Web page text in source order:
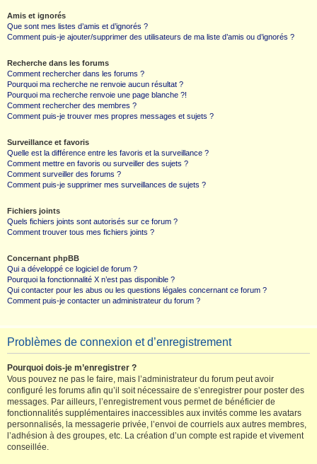
Amis et ignorés
Que sont mes listes d’amis et d’ignorés ?
Comment puis-je ajouter/supprimer des utilisateurs de ma liste d’amis ou d’ignorés ?
Recherche dans les forums
Comment rechercher dans les forums ?
Pourquoi ma recherche ne renvoie aucun résultat ?
Pourquoi ma recherche renvoie une page blanche ?!
Comment rechercher des membres ?
Comment puis-je trouver mes propres messages et sujets ?
Surveillance et favoris
Quelle est la différence entre les favoris et la surveillance ?
Comment mettre en favoris ou surveiller des sujets ?
Comment surveiller des forums ?
Comment puis-je supprimer mes surveillances de sujets ?
Fichiers joints
Quels fichiers joints sont autorisés sur ce forum ?
Comment trouver tous mes fichiers joints ?
Concernant phpBB
Qui a développé ce logiciel de forum ?
Pourquoi la fonctionnalité X n’est pas disponible ?
Qui contacter pour les abus ou les questions légales concernant ce forum ?
Comment puis-je contacter un administrateur du forum ?
Problèmes de connexion et d’enregistrement
Pourquoi dois-je m’enregistrer ?
Vous pouvez ne pas le faire, mais l’administrateur du forum peut avoir
configuré les forums afin qu’il soit nécessaire de s’enregistrer pour poster des
messages. Par ailleurs, l’enregistrement vous permet de bénéficier de
fonctionnalités supplémentaires inaccessibles aux invités comme les avatars
personnalisés, la messagerie privée, l’envoi de courriels aux autres membres,
l’adhésion à des groupes, etc. La création d’un compte est rapide et vivement
conseillée.